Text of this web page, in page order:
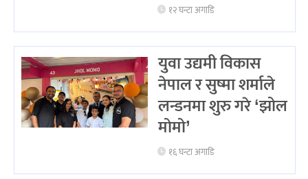
१२ घन्टा अगाडि
युवा उद्यमी विकास
नेपाल र सुष्मा शर्माले
लन्डनमा शुरु गरे ‘झोल
मोमो’
१६ घन्टा अगाडि